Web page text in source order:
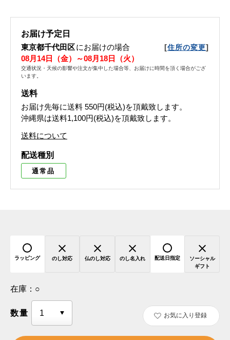
お届け予定日
東京都千代田区にお届けの場合 [住所の変更]
08月14日（金）～08月18日（火）
交通状況・天候の影響や注文が集中した場合等、お届けに時間を頂く場合がござ
います。
送料
お届け先毎に送料 550円(税込)を頂戴致します。
沖縄県は送料1,100円(税込)を頂戴致します。
送料について
配送種別
通常品
ラッピング のし対応 仏のし対応 のし名入れ 配送日指定
ソーシャル
ギフト
在庫： ○
数量 お気に入り登録